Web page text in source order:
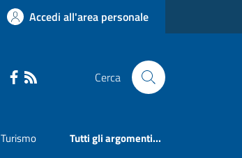
Accedi all'area personale
Cerca
Turismo Tutti gli argomenti...